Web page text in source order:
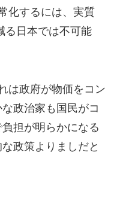
化するには、実質
る日本では不可能
は政府が物価をコン
政治家も国民がコ
担が明らかになる
政策よりましだと